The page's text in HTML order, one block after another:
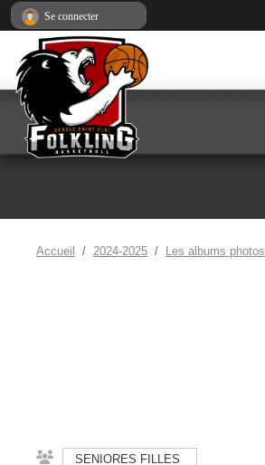
Accueil 2024-2025 Les albums photos
SENIORES FILLES
Se connecter
Panneau de gestion des cookies